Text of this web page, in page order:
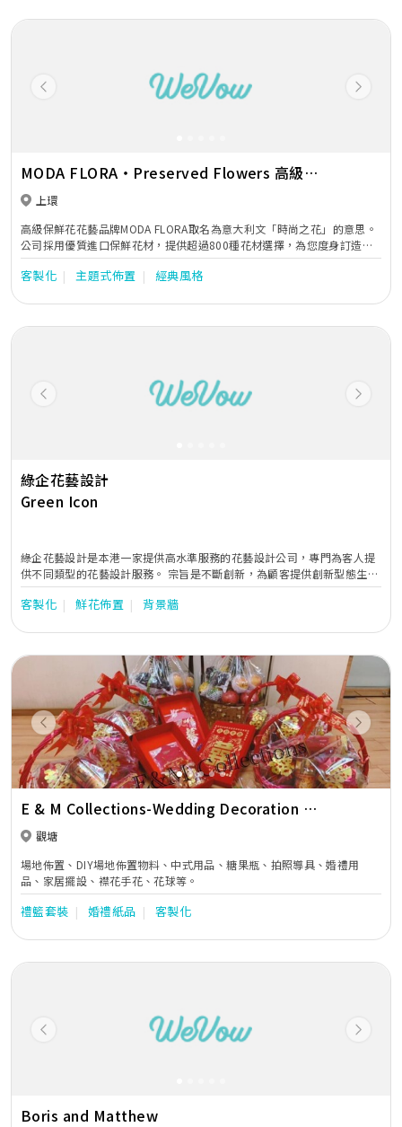
Previous Next
MODA FLORA・Preserved Flowers 高級保
鮮花花藝品牌
上環
高級保鮮花花藝品牌MODA FLORA取名為意大利文「時尚之花」的意思。
公司採用優質進口保鮮花材，提供超過800種花材選擇，為您度身訂造結
婚花球、襟花及頭花配飾。由婚前攝影至大婚當天，皆可配合您的理想主
題，為你襯托潔白婚紗，綻放新娘的動人氣質。保鮮花可存放一至三年，
客製化 主題式佈置 經典風格
Previous Next
綠企花藝設計
Green Icon
綠企花藝設計是本港一家提供高水準服務的花藝設計公司，專門為客人提
供不同類型的花藝設計服務。 宗旨是不斷創新，為顧客提供創新型態生活
美學的優質花藝設計服務，我們深信「策略是智慧，但『美麗的事物』，
才是激發『創新與創造力』永不止熄的熱情之火。」。 我們的花藝創意團
鮮的進口花材，透過花與葉材的設計，令生活變得與眾不同，也「美學經
濟」地為一些優質品牌公司提供產品增值服務。
客製化 鮮花佈置 背景牆
Previous Next
E & M Collections-Wedding Decoration &
Accessories
觀塘
場地佈置、DIY場地佈置物料、中式用品、糖果瓶、拍照導具、婚禮用
品、家居擺設、襟花手花、花球等。
禮籃套裝 婚禮紙品 客製化
Previous Next
Boris and Matthew